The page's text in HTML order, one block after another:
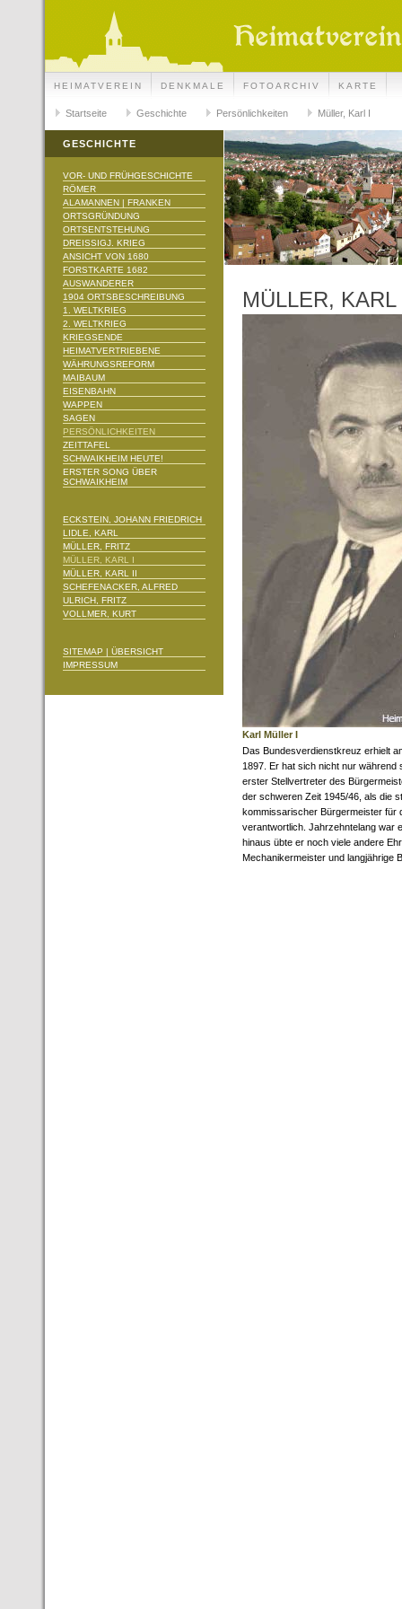
HEIMATVEREIN DENKMALE FOTOARCHIV KARTE
Startseite Geschichte Persönlichkeiten Müller, Karl I
GESCHICHTE
VOR- UND FRÜHGESCHICHTE
RÖMER
ALAMANNEN | FRANKEN
ORTSGRÜNDUNG
ORTSENTSTEHUNG
DREISSIGJ. KRIEG
ANSICHT VON 1680
FORSTKARTE 1682
AUSWANDERER
1904 ORTSBESCHREIBUNG
1. WELTKRIEG
2. WELTKRIEG
KRIEGSENDE
HEIMATVERTRIEBENE
WÄHRUNGSREFORM
MAIBAUM
EISENBAHN
WAPPEN
SAGEN
PERSÖNLICHKEITEN
ZEITTAFEL
SCHWAIKHEIM HEUTE!
ERSTER SONG ÜBER
SCHWAIKHEIM
ECKSTEIN, JOHANN FRIEDRICH
LIDLE, KARL
MÜLLER, FRITZ
MÜLLER, KARL I
MÜLLER, KARL II
SCHEFENACKER, ALFRED
ULRICH, FRITZ
VOLLMER, KURT
SITEMAP | ÜBERSICHT
IMPRESSUM
MÜLLER, KARL
Karl Müller I
Das Bundesverdienstkreuz erhielt
1897. Er hat sich nicht nur während
erster Stellvertreter des
der schweren Zeit 1945/46, als die
kommissarischer Bürgermeister für
verantwortlich. Jahrzehntelang war
hinaus übte er noch viele andere
Mechanikermeister und langjährige